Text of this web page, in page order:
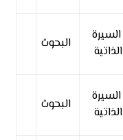
السيرة
الذاتية
البحوث
السيرة
الذاتية
البحوث